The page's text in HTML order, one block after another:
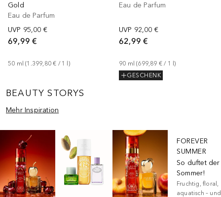
Gold
Eau de Parfum
UVP 95,00 €
69,99 €
50 ml (1.399,80 € / 1 )
Eau de Parfum
UVP 92,00 €
62,99 €
90 ml (699,89 € / 1 l)
GESCHENK
BEAUTY STORYS
Mehr Inspiration
Überspringen
FOREVER
SUMMER
So duftet der
Sommer!
Fruchtig, floral,
aquatisch – und